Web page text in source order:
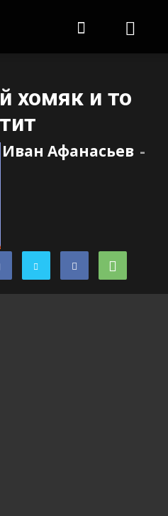
хомяк и то
Иван Афанасьев -